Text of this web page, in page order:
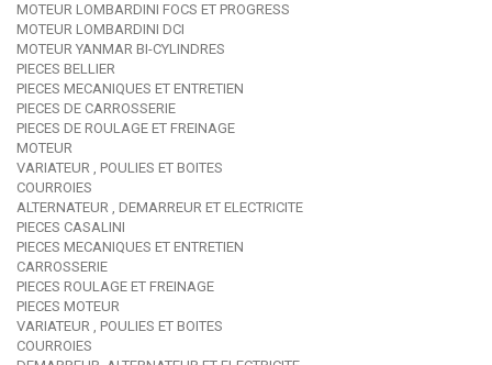
MOTEUR LOMBARDINI FOCS ET PROGRESS
MOTEUR LOMBARDINI DCI
MOTEUR YANMAR BI-CYLINDRES
PIECES BELLIER
PIECES MECANIQUES ET ENTRETIEN
PIECES DE CARROSSERIE
PIECES DE ROULAGE ET FREINAGE
MOTEUR
VARIATEUR , POULIES ET BOITES
COURROIES
ALTERNATEUR , DEMARREUR ET ELECTRICITE
PIECES CASALINI
PIECES MECANIQUES ET ENTRETIEN
CARROSSERIE
PIECES ROULAGE ET FREINAGE
PIECES MOTEUR
VARIATEUR , POULIES ET BOITES
COURROIES